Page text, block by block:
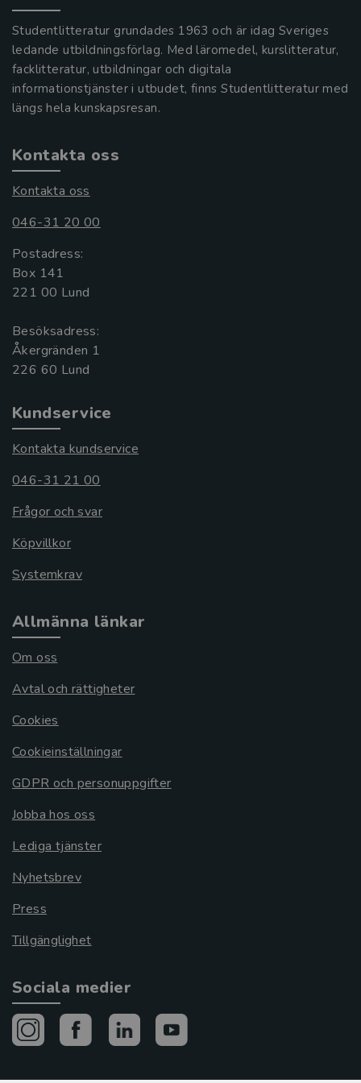
Studentlitteratur grundades 1963 och är idag Sveriges
ledande utbildningsförlag. Med läromedel, kurslitteratur,
facklitteratur, utbildningar och digitala
informationstjänster i utbudet, finns Studentlitteratur med
längs hela kunskapsresan.
Kontakta oss
Kontakta oss
046-31 20 00
Postadress:
Box 141
221 00 Lund
Besöksadress:
Åkergränden 1
Kundservice
Kontakta kundservice
046-31 21 00
Frågor och svar
Köpvillkor
Systemkrav
Allmänna länkar
Om oss
Avtal och rättigheter
Cookies
Cookieinställningar
GDPR och personuppgifter
Jobba hos oss
Lediga tjänster
Nyhetsbrev
Press
Tillgänglighet
Sociala medier